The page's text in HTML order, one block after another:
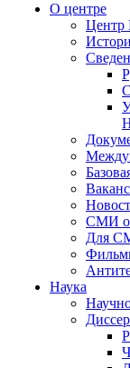
О центре
Центр
СМИ о
Для
Наука